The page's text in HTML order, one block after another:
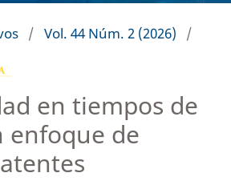
/ Vol. 44 Núm. 2 (2026)
/
en tiempos de
enfoque de